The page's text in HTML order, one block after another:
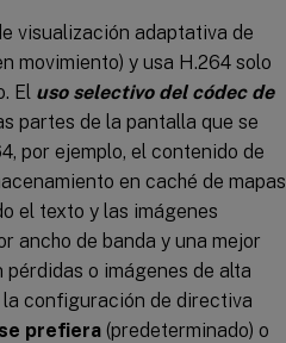
visualización adaptativa de
movimiento) y usa H.264 solo
El uso selectivo del códec de
partes de la pantalla que se
por ejemplo, el contenido de
en caché de mapas
el texto y las imágenes
ancho de banda y una mejor
o imágenes de alta
configuración de directiva
prefiera (predeterminado) o